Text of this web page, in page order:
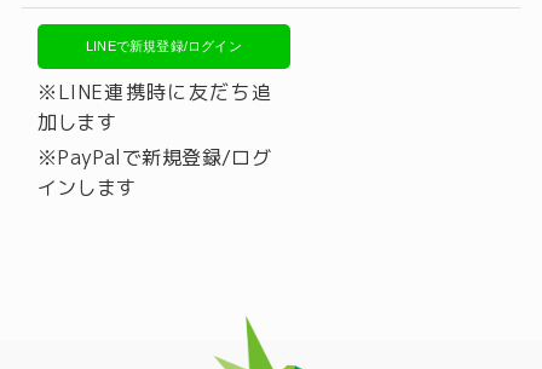
LINEで新規登録/ログイン
※LINE連携時に友だち追
加します
※PayPalで新規登録/ログ
インします